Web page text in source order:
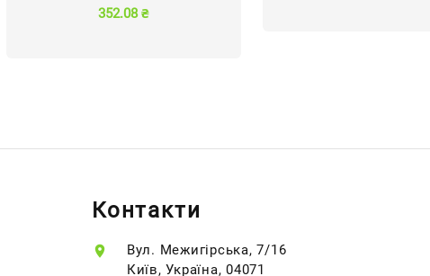
352.08 ₴
Контакти
Вул. Межигірська, 7/16
Київ, Україна, 04071